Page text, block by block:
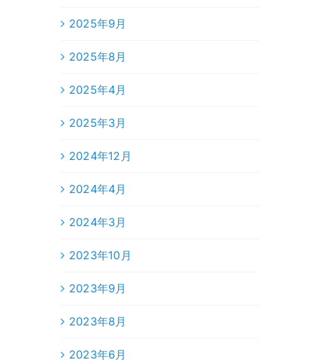
2025年9月
2025年8月
2025年4月
2025年3月
2024年12月
2024年4月
2024年3月
2023年10月
2023年9月
2023年8月
2023年6月